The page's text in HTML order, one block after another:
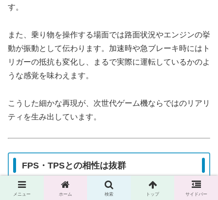
す。
また、乗り物を操作する場面では路面状況やエンジンの挙
動が振動として伝わります。加速時や急ブレーキ時にはト
リガーの抵抗も変化し、まるで実際に運転しているかのよ
うな感覚を味わえます。
こうした細かな再現が、次世代ゲーム機ならではのリアリ
ティを生み出しています。
FPS・TPSとの相性は抜群
メニュー ホーム 検索 トップ サイドバー